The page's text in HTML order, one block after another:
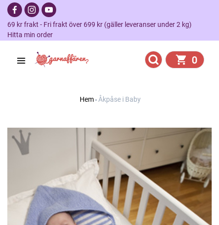
69 kr frakt - Fri frakt över 699 kr (gäller leveranser under 2 kg)
Hitta min order
0
Hem Åkpåse i Baby